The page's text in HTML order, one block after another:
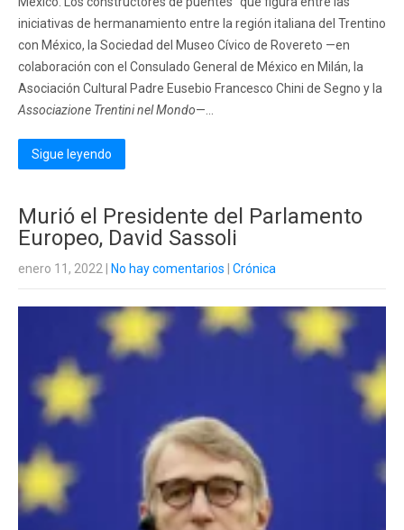
iniciativas de hermanamiento entre la región italiana del Trentino
con México, la Sociedad del Museo Cívico de Rovereto —en
colaboración con el Consulado General de México en Milán, la
Asociación Cultural Padre Eusebio Francesco Chini de Segno y la
Associazione Trentini nel Mondo—...
Sigue leyendo
Murió el Presidente del Parlamento
Europeo, David Sassoli
enero 11, 2022 No hay comentarios Crónica